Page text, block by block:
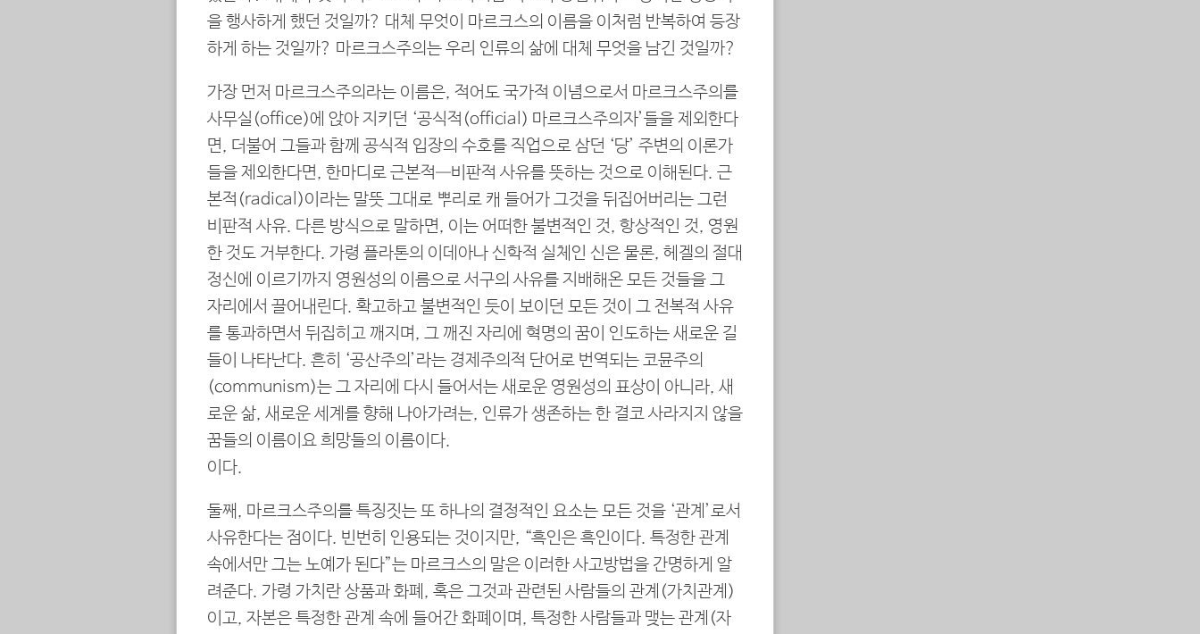
을 행사하게 했던 것일까? 대체 무엇이 마르크스의 이름을 이처럼 반복하여 등장
하게 하는 것일까? 마르크스주의는 우리 인류의 삶에 대체 무엇을 남긴 것일까?
가장 먼저 마르크스주의라는 이름은, 적어도 국가적 이념으로서 마르크스주의를
사무실(office)에 앉아 지키던 ‘공식적(official) 마르크스주의자’들을 제외한다
면, 더불어 그들과 함께 공식적 입장의 수호를 직업으로 삼던 ‘당’ 주변의 이론가
들을 제외한다면, 한마디로 근본적―비판적 사유를 뜻하는 것으로 이해된다. 근
본적(radical)이라는 말뜻 그대로 뿌리로 캐 들어가 그것을 뒤집어버리는 그런
비판적 사유. 다른 방식으로 말하면, 이는 어떠한 불변적인 것, 항상적인 것, 영원
한 것도 거부한다. 가령 플라톤의 이데아나 신학적 실체인 신은 물론, 헤겔의 절대
정신에 이르기까지 영원성의 이름으로 서구의 사유를 지배해온 모든 것들을 그
자리에서 끌어내린다. 확고하고 불변적인 듯이 보이던 모든 것이 그 전복적 사유
를 통과하면서 뒤집히고 깨지며, 그 깨진 자리에 혁명의 꿈이 인도하는 새로운 길
들이 나타난다. 흔히 ‘공산주의’라는 경제주의적 단어로 번역되는 코뮨주의
(communism)는 그 자리에 다시 들어서는 새로운 영원성의 표상이 아니라, 새
로운 삶, 새로운 세계를 향해 나아가려는, 인류가 생존하는 한 결코 사라지지 않을
꿈들의 이름이요 희망들의 이름이다.
이다.
둘째, 마르크스주의를 특징짓는 또 하나의 결정적인 요소는 모든 것을 ‘관계’로서
사유한다는 점이다. 빈번히 인용되는 것이지만, “흑인은 흑인이다. 특정한 관계
속에서만 그는 노예가 된다”는 마르크스의 말은 이러한 사고방법을 간명하게 알
려준다. 가령 가치란 상품과 화폐, 혹은 그것과 관련된 사람들의 관계(가치관계)
이고, 자본은 특정한 관계 속에 들어간 화폐이며, 특정한 사람들과 맺는 관계(자